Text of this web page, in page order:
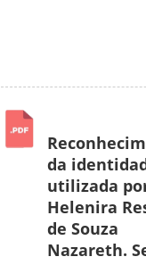
da
utilizada
Helenira
de Souza
Nazareth.